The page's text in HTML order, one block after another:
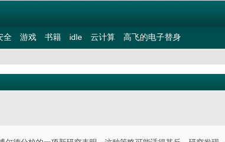
全 游戏 书籍 idle 云计算 高飞的电子替身